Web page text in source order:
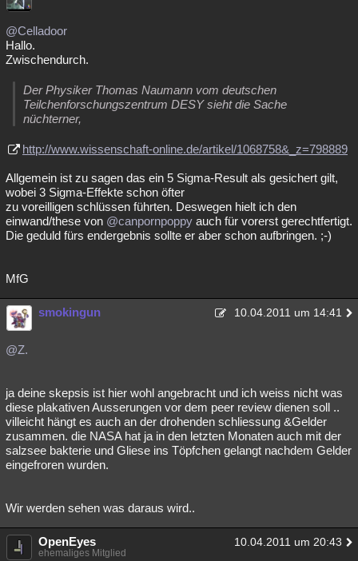
@Celladoor
Hallo.
Zwischendurch.
Der Physiker Thomas Naumann vom deutschen
Teilchenforschungszentrum DESY sieht die Sache
nüchterner,
http://www.wissenschaft-online.de/artikel/1068758&_z=798889
Allgemein ist zu sagen das ein 5 Sigma-Result als gesichert gilt,
wobei 3 Sigma-Effekte schon öfter
zu voreilligen schlüssen führten. Deswegen hielt ich den
einwand/these von @canpornpoppy auch für vorerst gerechtfertigt.
Die geduld fürs endergebnis sollte er aber schon aufbringen. ;-)
MfG
smokingun 10.04.2011 um 14:41
@Z.
ja deine skepsis ist hier wohl angebracht und ich weiss nicht was
diese plakativen Ausserungen vor dem peer review dienen soll ..
villeicht hängt es auch an der drohenden schliessung &Gelder
zusammen. die NASA hat ja in den letzten Monaten auch mit der
salzsee bakterie und Gliese ins Töpfchen gelangt nachdem Gelder
eingefroren wurden.
Wir werden sehen was daraus wird..
OpenEyes 10.04.2011 um 20:43
ehemaliges Mitglied